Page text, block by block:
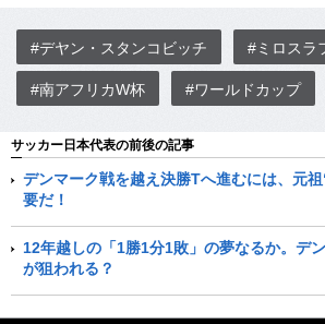
#デヤン・スタンコビッチ #ミロスラ
#南アフリカW杯 #ワールドカップ
サッカー日本代表の前後の記事
デンマーク戦を越え決勝Tへ進むには、元
要だ！
12年越しの「1勝1分1敗」の夢なるか。デ
が狙われる？